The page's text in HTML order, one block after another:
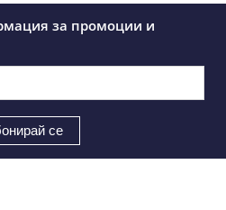
за промоции и